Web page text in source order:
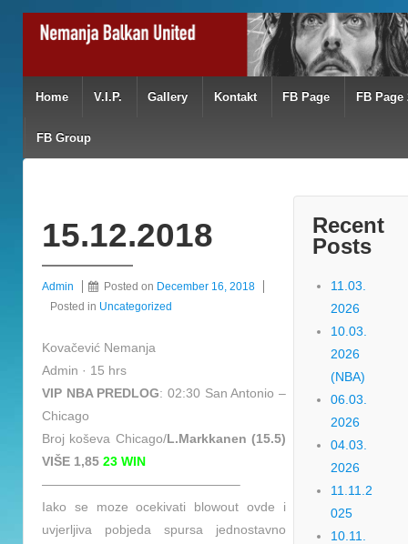
Home V.I.P. Gallery Kontakt FB Page FB Page
FB Group
15.12.2018
Admin Posted on December 16, 2018
Posted in Uncategorized
Kovačević Nemanja
Admin · 15 hrs
VIP NBA PREDLOG: 02:30 San Antonio –
Chicago
Broj koševa Chicago/L.Markkanen (15.5)
VIŠE 1,85 23 WIN
———————————————–
Iako se moze ocekivati blowout ovde i
uvjerljiva pobjeda spursa jednostavno
Recent
Posts
11.03.
2026
10.03.
2026
(NBA)
06.03.
2026
04.03.
2026
11.11.2
025
10.11.